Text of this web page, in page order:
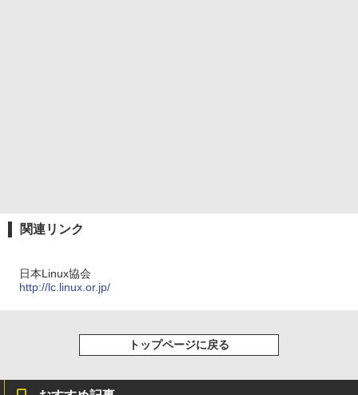
関連リンク
日本Linux協会
http://lc.linux.or.jp/
トップページに戻る